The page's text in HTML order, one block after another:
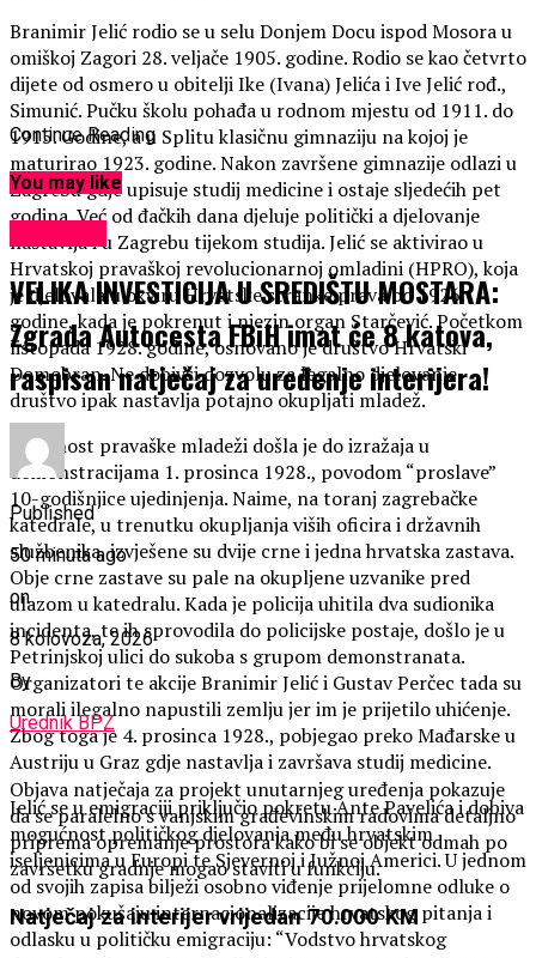
Branimir Jelić rodio se u selu Donjem Docu ispod Mosora u
omiškoj Zagori 28. veljače 1905. godine. Rodio se kao četvrto
dijete od osmero u obitelji Ike (Ivana) Jelića i Ive Jelić rođ.,
Simunić. Pučku školu pohađa u rodnom mjestu od 1911. do
1915. Godine, a u Splitu klasičnu gimnaziju na kojoj je
maturirao 1923. godine. Nakon završene gimnazije odlazi u
Zagrebu gdje upisuje studij medicine i ostaje sljedećih pet
godina. Već od đačkih dana djeluje politički a djelovanje
nastavlja i u Zagrebu tijekom studija. Jelić se aktivirao u
Hrvatskoj pravaškoj revolucionarnoj omladini (HPRO), koja
je djelovala u okviru Hrvatske stranke prava od 1926.
godine, kada je pokrenut i njezin organ Starčević. Početkom
listopada 1928. godine, osnovano je društvo Hrvatski
Domobran. Ne dobivši dozvolu za legalno djelovanje
društvo ipak nastavlja potajno okupljati mladež.
Aktivnost pravaške mladeži došla je do izražaja u
demonstracijama 1. prosinca 1928., povodom “proslave”
10-godišnjice ujedinjenja. Naime, na toranj zagrebačke
katedrale, u trenutku okupljanja viših oficira i državnih
službenika, izvješene su dvije crne i jedna hrvatska zastava.
Obje crne zastave su pale na okupljene uzvanike pred
ulazom u katedralu. Kada je policija uhitila dva sudionika
incidenta, te ih sprovodila do policijske postaje, došlo je u
Petrinjskoj ulici do sukoba s grupom demonstranata.
Organizatori te akcije Branimir Jelić i Gustav Perčec tada su
morali ilegalno napustili zemlju jer im je prijetilo uhićenje.
Zbog toga je 4. prosinca 1928., pobjegao preko Mađarske u
Austriju u Graz gdje nastavlja i završava studij medicine.
Jelić se u emigraciji priključio pokretu Ante Pavelića i dobiva
mogućnost političkog djelovanja među hrvatskim
iseljenicima u Europi te Sjevernoj i Južnoj Americi. U jednom
od svojih zapisa bilježi osobno viđenje prijelomne odluke o
novom pokušaju internacionalizacije hrvatskog pitanja i
odlasku u političku emigraciju: “Vodstvo hrvatskog
Continue Reading
You may like
VELIKA INVESTICIJA U SREDIŠTU MOSTARA:
Zgrada Autocesta FBiH imat će 8 katova,
raspisan natječaj za uređenje interijera!
Published
50 minuta ago
on
8 kolovoza, 2026
By
Urednik BPZ
Objava natječaja za projekt unutarnjeg uređenja pokazuje
da se paralelno s vanjskim građevinskim radovima detaljno
priprema opremanje prostora kako bi se objekt odmah po
završetku gradnje mogao staviti u funkciju.
Natječaj za interijer vrijedan 70.000 KM